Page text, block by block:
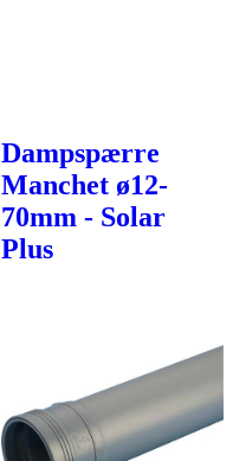
Dampspærre
Manchet ø12-
70mm - Solar
Plus